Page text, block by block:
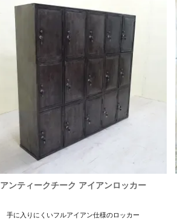
アンティークチーク アイアンロッカー
手に入りにくいフルアイアン仕様のロッカー